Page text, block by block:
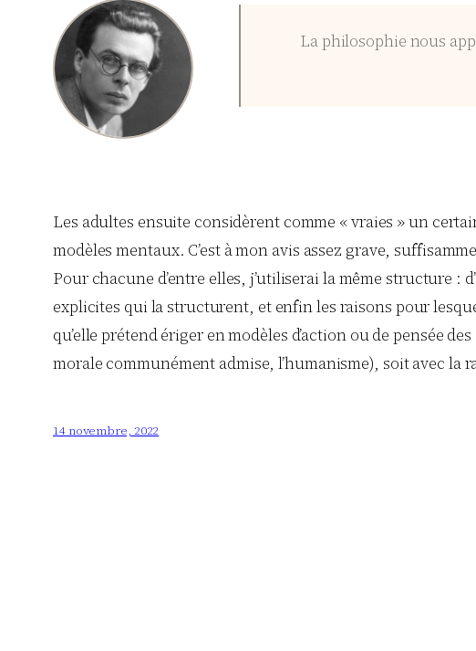
La philosophie nous
Les adultes ensuite considèrent comme « vraies » un
modèles mentaux. C’est à mon avis assez grave,
Pour chacune d’entre elles, j’utiliserai la même structure :
explicites qui la structurent, et enfin les raisons pour
qu’elle prétend ériger en modèles d’action ou de pensée
morale communément admise, l’humanisme), soit avec
14 novembre, 2022